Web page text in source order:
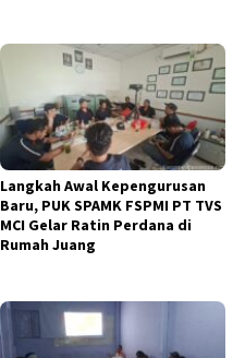
Langkah Awal Kepengurusan
Baru, PUK SPAMK FSPMI PT TVS
MCI Gelar Ratin Perdana di
Rumah Juang